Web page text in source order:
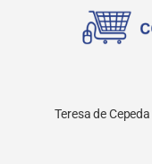
Teresa de